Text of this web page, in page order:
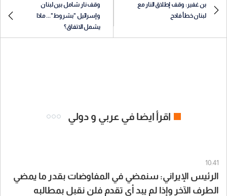
بن غفير: وقف إطلاق النار مع
لبنان خطأ فادح
وقف نار شامل بين لبنان
وإسرائيل "بشروط"... ماذا
يشمل الاتفاق؟
اقرأ ايضا في عربي و دولي
10:41
الرئيس الإيراني: سنمضي في المفاوضات بقدر ما يمضي
الطرف الآخر وإذا لم يبد أي تقدم فلن نقبل بمطالبه